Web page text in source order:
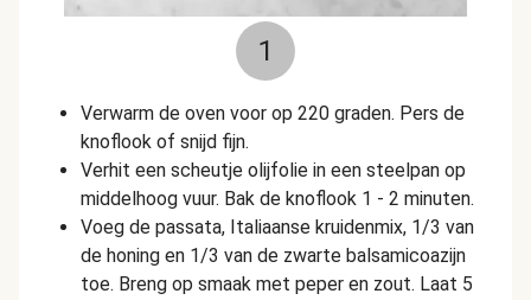
1
Verwarm de oven voor op 220 graden. Pers de
knoflook of snijd fijn.
Verhit een scheutje olijfolie in een steelpan op
middelhoog vuur. Bak de knoflook 1 - 2 minuten.
Voeg de passata, Italiaanse kruidenmix, 1/3 van
de honing en 1/3 van de zwarte balsamicoazijn
toe. Breng op smaak met peper en zout. Laat 5